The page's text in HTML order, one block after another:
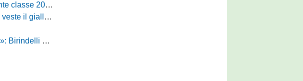
classe 2006
giallorosso
il KO di Chiavari